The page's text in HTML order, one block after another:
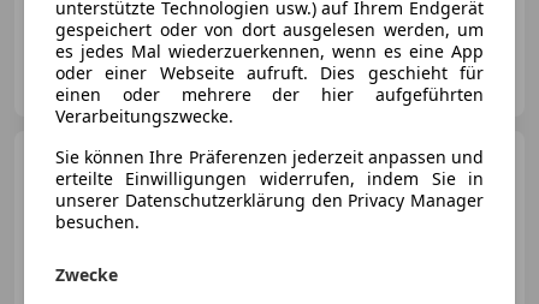
Auto Centro GmbH & Co KG
AT-3100 St. Pölten
Volkswagen Golf
Variant
Golf VIII Variant 1.5
TSI Life LED RADAR NAVI PDC
unterstützte Technologien usw.) auf Ihrem Endgerät
gespeichert oder von dort ausgelesen werden, um
es jedes Mal wiederzuerkennen, wenn es eine App
oder einer Webseite aufruft. Dies geschieht für
einen oder mehrere der hier aufgeführten
Verarbeitungszwecke.
Sie können Ihre Präferenzen jederzeit anpassen und
erteilte Einwilligungen widerrufen, indem Sie in
unserer Datenschutzerklärung den Privacy Manager
besuchen.
Zwecke